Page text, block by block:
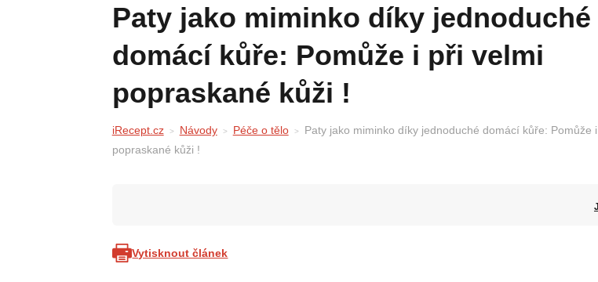
Paty jako miminko díky jednoduché
domácí kůře: Pomůže i při velmi
popraskané kůži !
iRecept.cz Návody Péče o tělo
Paty jako miminko díky jednoduché domácí kůře: Pomůže
popraskané kůži !
Vytisknout článek